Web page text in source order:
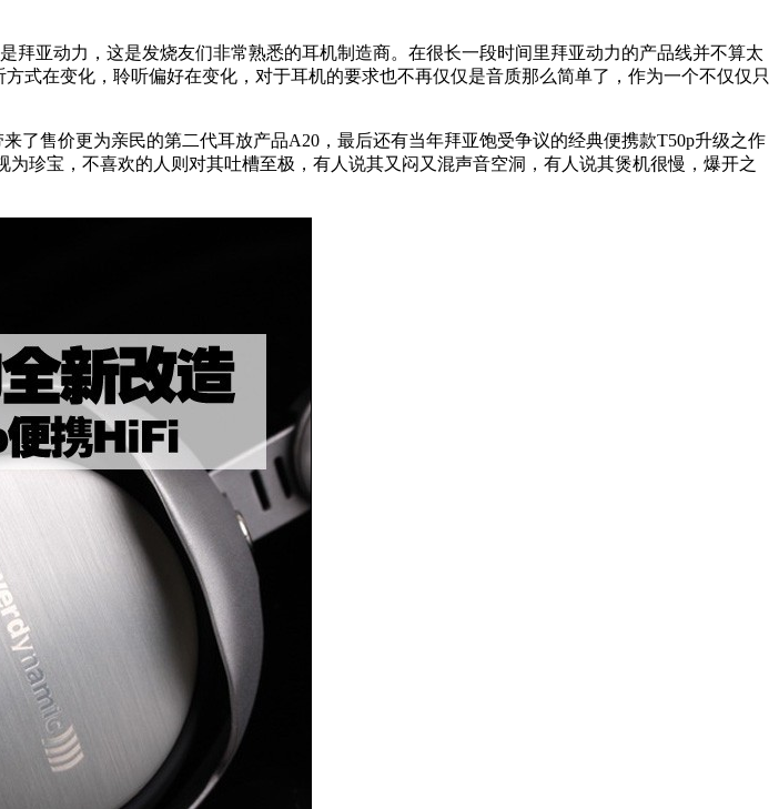
拜亚动力，这是发烧友们非常熟悉的耳机制造商。在很长一段时间里拜亚动力的产品线并不算太
式在变化，聆听偏好在变化，对于耳机的要求也不再仅仅是音质那么简单了，作为一个不仅仅只
售价更为亲民的第二代耳放产品A20，最后还有当年拜亚饱受争议的经典便携款T50p升级之作
珍宝，不喜欢的人则对其吐槽至极，有人说其又闷又混声音空洞，有人说其煲机很慢，爆开之